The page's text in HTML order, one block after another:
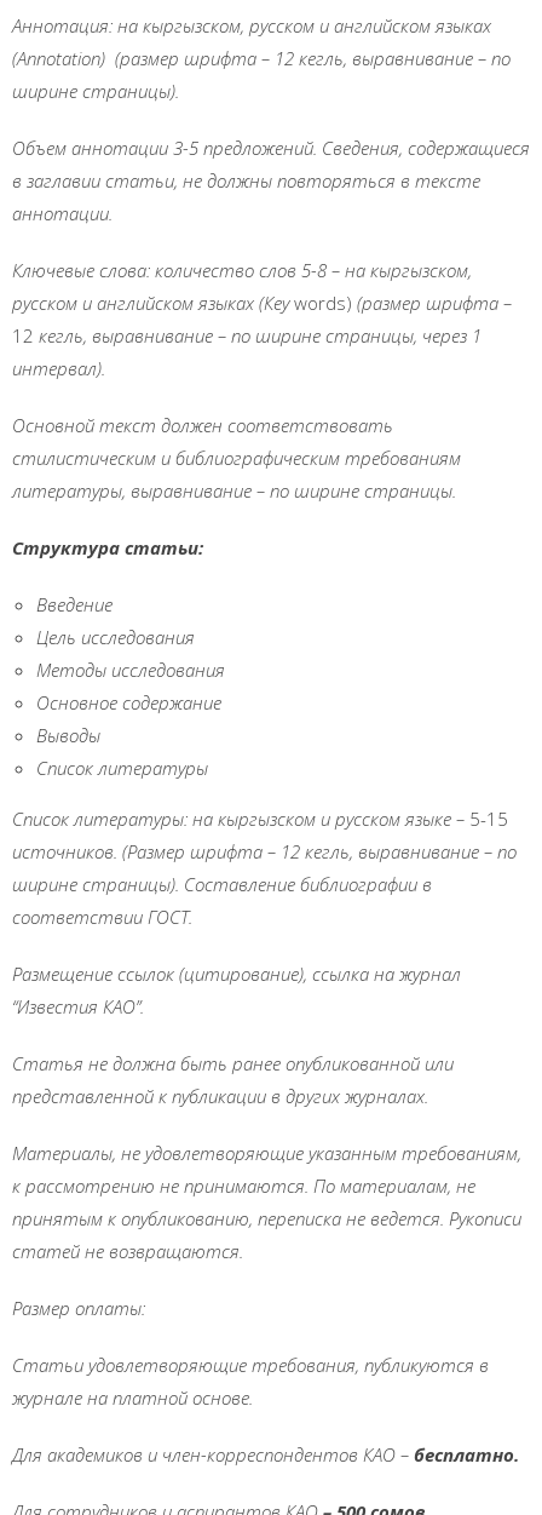
Аннотация: на кыргызском, русском и английскомязыках
(Annotation) (размер шрифта – 12 кегль, выравнивание – по
ширине страницы).
Объем аннотации 3-5 предложений. Сведения, содержащиеся
в заглавии статьи, не должны повторяться в тексте
аннотации.
Ключевые слова: количество слов 5-8 – на кыргызском,
русском и английскомязыках (Кеуwords) (размер шрифта –
12 кегль, выравнивание – по ширине страницы, через 1
интервал).
Основной текст должен соответствовать
стилистическим и библиографическим требованиям
литературы, выравнивание – по ширине страницы.
Структура статьи:
Введение
Цель исследования
Методы исследования
Основное содержание
Выводы
Список литературы
Список литературы: на кыргызском и русском языке – 5-15
источников. (Размер шрифта – 12 кегль, выравнивание – по
ширине страницы). Составление библиографии в
соответствии ГОСТ.
Размещение ссылок (цитирование), ссылка на журнал
“Известия КАО”.
Статья не должна быть ранее опубликованной или
представленной к публикации в других журналах.
Материалы, не удовлетворяющие указанным требованиям,
к рассмотрению не принимаются. По материалам, не
принятым к опубликованию, переписка не ведется. Рукописи
статей не возвращаются.
Размер оплаты:
Статьи удовлетворяющие требования, публикуются в
журнале на платной основе.
Для академиков и член-корреспондентов КАО – бесплатно.